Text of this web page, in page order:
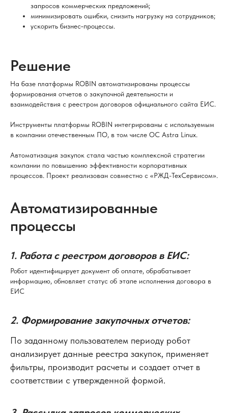
запросов коммерческих предложений;
минимизировать ошибки, снизить нагрузку на сотрудников;
ускорить бизнес‑процессы.
Решение
На базе платформы ROBIN автоматизированы процессы
формирования отчетов о закупочной деятельности и
взаимодействия с реестром договоров официального сайта ЕИС.
Инструменты платформы ROBIN интегрированы с используемым
в компании отечественным ПО, в том числе ОС Astra Linux.
Автоматизация закупок стала частью комплексной стратегии
компании по повышению эффективности корпоративных
процессов. Проект реализован совместно с «РЖД-ТехСервисом».
Автоматизированные
процессы
1. Работа с реестром договоров в ЕИС:
Робот идентифицирует документ об оплате, обрабатывает
информацию, обновляет статус об этапе исполнения договора в
ЕИС
2. Формирование закупочных отчетов:
По заданному пользователем периоду робот
анализирует данные реестра закупок, применяет
фильтры, производит расчеты и создает отчет в
соответствии с утвержденной формой.